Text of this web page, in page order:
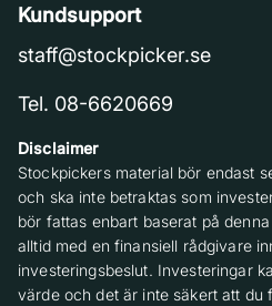
Kundsupport
staff@stockpicker.se
Tel. 08-6620669
Disclaimer
Stockpickers material bör endast
och ska inte betraktas som
bör fattas enbart baserat på
alltid med en finansiell rådgivare
investeringsbeslut. Investeringar
värde och det är inte säkert att du